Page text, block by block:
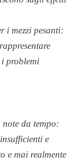
i mezzi pesanti:
i problemi
da tempo:
e
e mai realmente